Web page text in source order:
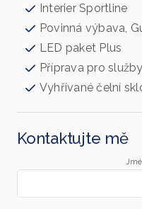
Interier Sportline
Povinná výbava,
LED paket Plus
Příprava pro
Vyhřívané čelní
Kontaktujte mě